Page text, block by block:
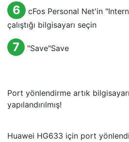
6 cFos Personal Net'in "
çalıştığı bilgisayarı seçin
7 "Save"Save
Port yönlendirme artık
yapılandırılmış!
Huawei HG633 için port